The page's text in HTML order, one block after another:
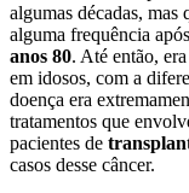
algumas décadas, mas
alguma frequência
anos 80. Até então,
em idosos, com a
doença era
tratamentos que
pacientes de
casos desse câncer.